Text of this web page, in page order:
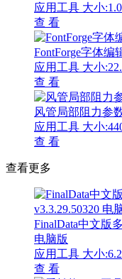
应用工具 大小
查 看
FontForge字体编
应用工具 大小
查 看
风管局部阻力参
应用工具 大小
查 看
查看更多
FinalData中文版
电脑版
应用工具 大小
查 看